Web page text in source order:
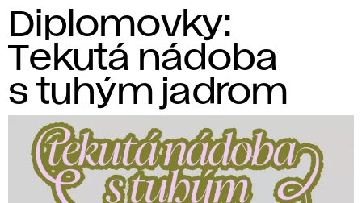
Diplomovky:
Tekutá nádoba
s tuhým jadrom